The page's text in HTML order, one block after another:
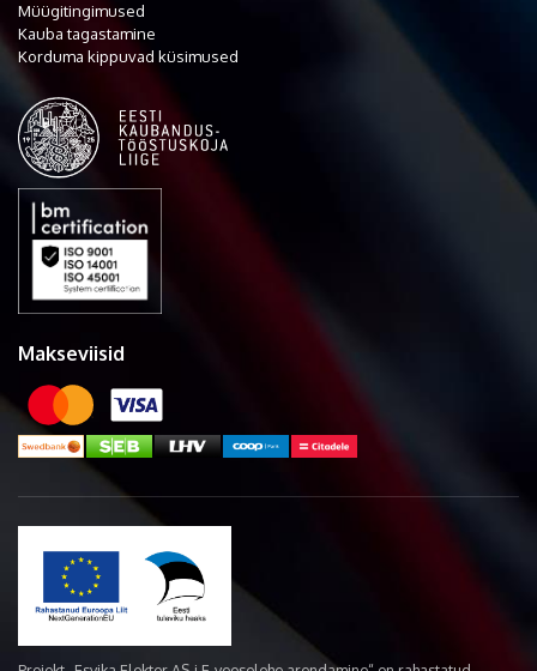
Müügitingimused
Kauba tagastamine
Korduma kippuvad küsimused
Makseviisid